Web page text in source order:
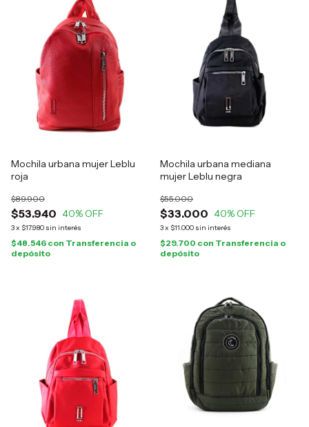
Mochila urbana mujer Leblu
roja
$53.940
$89.900
40% OFF
3x $17.980 sin interés
$48.546 con Transferencia o
depósito
Mochila urbana mediana
mujer Leblu negra
$33.000
$55.000
40% OFF
3x $11.000 sin interés
$29.700 con Transferencia o
depósito